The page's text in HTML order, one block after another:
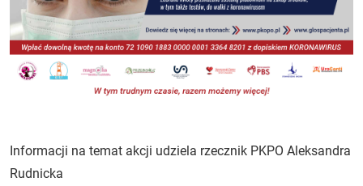
Informacji na temat akcji udziela rzecznik PKPO Aleksandra
Rudnicka